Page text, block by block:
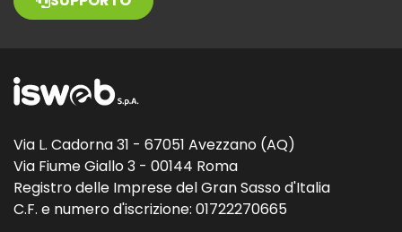
Via L. Cadorna 31 - 67051 Avezzano (AQ)
Via Fiume Giallo 3 - 00144 Roma
Registro delle Imprese del Gran Sasso d'Italia
C.F. e numero d'iscrizione: 01722270665